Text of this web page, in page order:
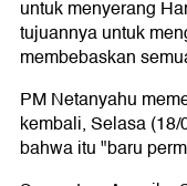
untuk menyerang
tujuannya untuk
membebaskan
PM Netanyahu
kembali, Selasa
bahwa itu "baru